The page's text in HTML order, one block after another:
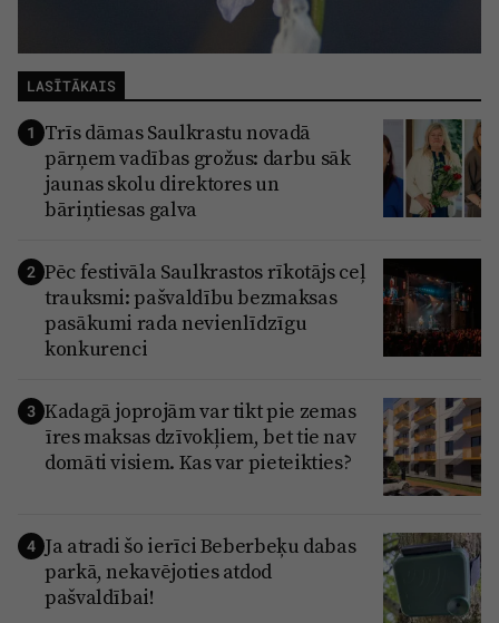
LASĪTĀKAIS
1 Trīs dāmas Saulkrastu novadā
pārņem vadības grožus: darbu sāk
jaunas skolu direktores un
bāriņtiesas galva
2 Pēc festivāla Saulkrastos rīkotājs ceļ
trauksmi: pašvaldību bezmaksas
pasākumi rada nevienlīdzīgu
konkurenci
3 Kadagā joprojām var tikt pie zemas
īres maksas dzīvokļiem, bet tie nav
domāti visiem. Kas var pieteikties?
4 Ja atradi šo ierīci Beberbeķu dabas
parkā, nekavējoties atdod
pašvaldībai!